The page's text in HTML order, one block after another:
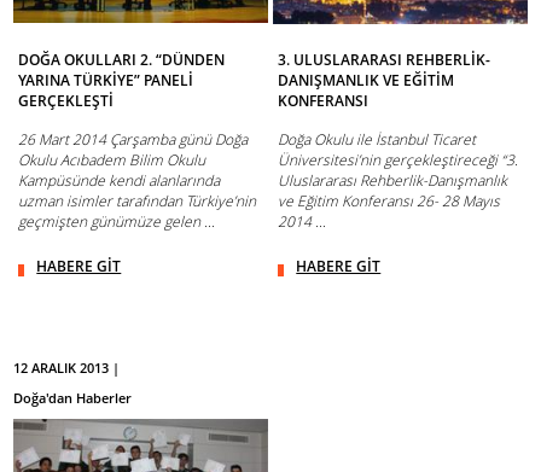
DOĞA OKULLARI 2. “DÜNDEN
YARINA TÜRKİYE” PANELİ
GERÇEKLEŞTİ
26 Mart 2014 Çarşamba günü Doğa
Okulu Acıbadem Bilim Okulu
Kampüsünde kendi alanlarında
uzman isimler tarafından Türkiye’nin
geçmişten günümüze gelen ...
HABERE GİT
3. ULUSLARARASI REHBERLİK-
DANIŞMANLIK VE EĞİTİM
KONFERANSI
Doğa Okulu ile İstanbul Ticaret
Üniversitesi’nin gerçekleştireceği “3.
Uluslararası Rehberlik-Danışmanlık
ve Eğitim Konferansı 26- 28 Mayıs
2014 ...
HABERE GİT
12 ARALIK 2013 |
Doğa'dan Haberler